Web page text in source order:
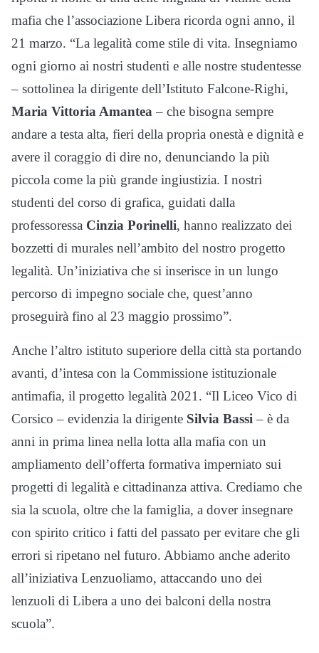
mafia che l’associazione Libera ricorda ogni anno, il
21 marzo. “La legalità come stile di vita. Insegniamo
ogni giorno ai nostri studenti e alle nostre studentesse
– sottolinea la dirigente dell’Istituto Falcone-Righi,
Maria Vittoria Amantea – che bisogna sempre
andare a testa alta, fieri della propria onestà e dignità e
avere il coraggio di dire no, denunciando la più
piccola come la più grande ingiustizia. I nostri
studenti del corso di grafica, guidati dalla
professoressa Cinzia Porinelli, hanno realizzato dei
bozzetti di murales nell’ambito del nostro progetto
legalità. Un’iniziativa che si inserisce in un lungo
percorso di impegno sociale che, quest’anno
proseguirà fino al 23 maggio prossimo”.
Anche l’altro istituto superiore della città sta portando
avanti, d’intesa con la Commissione istituzionale
antimafia, il progetto legalità 2021. “Il Liceo Vico di
Corsico – evidenzia la dirigente Silvia Bassi – è da
anni in prima linea nella lotta alla mafia con un
ampliamento dell’offerta formativa imperniato sui
progetti di legalità e cittadinanza attiva. Crediamo che
sia la scuola, oltre che la famiglia, a dover insegnare
con spirito critico i fatti del passato per evitare che gli
errori si ripetano nel futuro. Abbiamo anche aderito
all’iniziativa Lenzuoliamo, attaccando uno dei
lenzuoli di Libera a uno dei balconi della nostra
scuola”.